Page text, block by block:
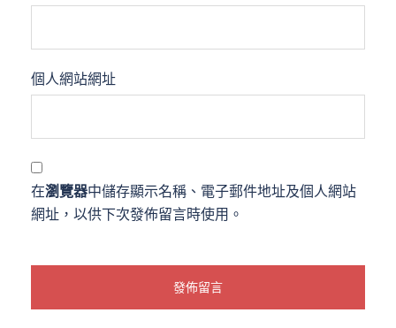
個人網站網址
在瀏覽器中儲存顯示名稱、電子郵件地址及個人網站
網址，以供下次發佈留言時使用。